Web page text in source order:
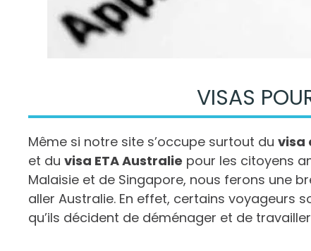
VISAS
Même si notre site s’occupe surtout du visa
et du visa ETA Australie pour les citoyens
Malaisie et de Singapore, nous ferons une
aller Australie. En effet, certains voyageurs
qu’ils décident de déménager et de